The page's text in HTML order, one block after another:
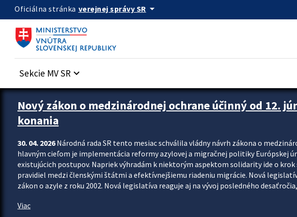
Preskocit na hlavný obsah
Oficiálna stránka verejnej správy SR arrow_drop_down
Sekcie MV SR keyboard_arrow_down
Zastavit automatický posun upútavok
Nový zákon o medzinárodnej ochrane účinný od 12.
konania
30. 04. 2026Národná rada SR tento mesiac schválila vládny návrh zákona o
hlavným cieľom je implementácia reformy azylovej a migračnej politiky Európskej
existujúcich postupov. Napriek výhradám k niektorým aspektom solidarity ide o
pravidiel medzi členskými štátmi a efektívnejšiemu riadeniu migrácie. Nová
zákon o azyle z roku 2002. Nová legislatíva reaguje aj na vývoj posledného
Viac